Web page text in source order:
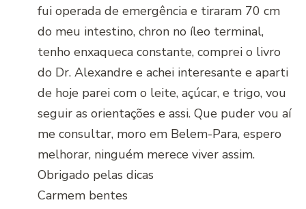
fui operada de emergência e tiraram 70 cm
do meu intestino, chron no íleo terminal,
tenho enxaqueca constante, comprei o livro
do Dr. Alexandre e achei interesante e aparti
de hoje parei com o leite, açúcar, e trigo, vou
seguir as orientações e assi. Que puder vou aí
me consultar, moro em Belem-Para, espero
melhorar, ninguém merece viver assim.
Obrigado pelas dicas
Carmem bentes